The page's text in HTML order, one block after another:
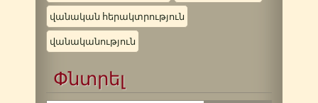
վանական հերակտրություն
վանականություն
Փնտրել